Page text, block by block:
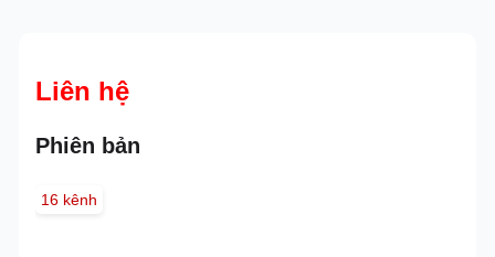
Liên hệ
Phiên bản
16 kênh